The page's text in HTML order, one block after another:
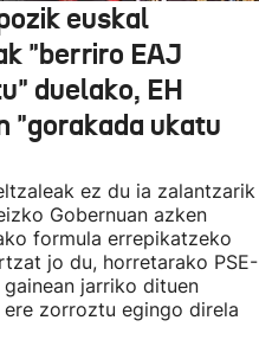
euskal
"berriro EAJ
duelako, EH
"gorakada ukatu
ez du ia zalantzarik
Gobernuan azken
formula errepikatzeko
jo du, horretarako PSE-
gainean jarriko dituen
zorroztu egingo direla